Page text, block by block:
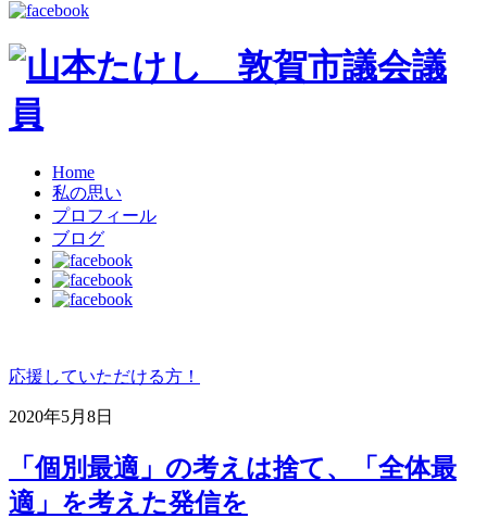
Home
私の思い
プロフィール
ブログ
応援していただける方！
2020年5月8日
「個別最適」の考えは捨て、「全体最
適」を考えた発信を